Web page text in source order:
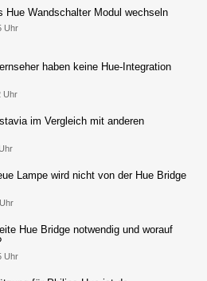
Hue Wandschalter Modul wechseln
Uhr
haben keine Hue-Integration
Uhr
im Vergleich mit anderen
Lampe wird nicht von der Hue Bridge
Hue Bridge notwendig und worauf
Uhr